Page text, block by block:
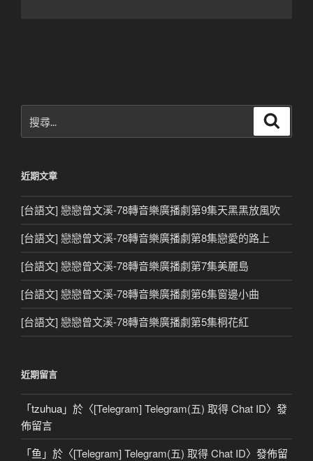
尋
字:
近期文章
[台語文] 戀戀曾文溪-78轉音樂廣播劇第9集天黑黑放風吹
[台語文] 戀戀曾文溪-78轉音樂廣播劇第8集戀愛的路上
[台語文] 戀戀曾文溪-78轉音樂廣播劇第7集美麗島
[台語文] 戀戀曾文溪-78轉音樂廣播劇第6集窗邊小曲
[台語文] 戀戀曾文溪-78轉音樂廣播劇第5集桐花紅
近期留言
「tzuhua」於〈[Telegram] Telegram(五) 取得 Chat ID〉發
佈留言
「鱼 」於〈[Telegram] Telegram(五) 取得 Chat ID〉發佈留